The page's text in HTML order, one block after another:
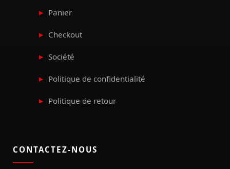
Panier
Checkout
Société
Politique de confidentialité
Politique de retour
CONTACTEZ-NOUS